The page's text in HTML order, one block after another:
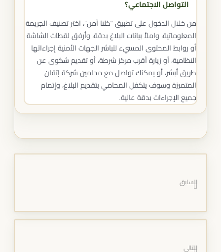
التواصل الاجتماعي؟
من خلال الدخول على تطبيق “كلنا أمن”، اختر تصنيف الجريمة
المعلوماتية، واملأ بيانات البلاغ بدقة، وأرفق لقطات الشاشة
أو روابط المحتوى المسيء لتباشر الجهات الأمنية إجراءاتها
النظامية، أو زيارة أقرب مركز شرطة، أو تقديم شكوى عن
طريق أبشر، أو يمكنك تواصل مع محامين شركة إتقان
المتميزة وسوف يتكفل المحامي بتقديم البلاغ، وإتمام
جميع الإجراءات بدقة عالية.
السابق
التالي